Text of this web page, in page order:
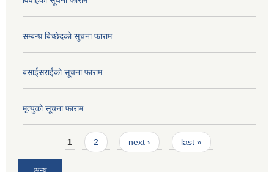
सम्बन्ध बिच्छेदको सूचना फाराम
बसाईसराईको सूचना फाराम
मृत्युको सूचना फाराम
Pages1 2 next › last »